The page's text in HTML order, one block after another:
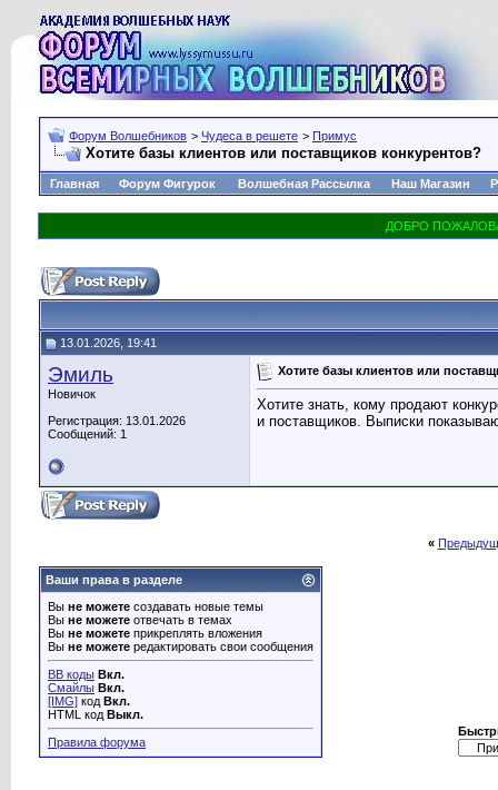
Форум Волшебников > Чудеса в решете > Примус
Хотите базы клиентов или поставщиков конкурентов?
Главная Форум Фигурок Волшебная Рассылка Наш Магазин
13.01.2026, 19:41
Эмиль
Новичок
Регистрация: 13.01.2026
Сообщений: 1
Хотите базы клиентов или
Хотите знать, кому продают
и поставщиков. Выписки
«
Ваши права в разделе
Вы не можете создавать новые темы
Вы не можете отвечать в темах
Вы не можете прикреплять вложения
Вы не можете редактировать свои сообщения
BB коды Вкл.
Смайлы Вкл.
[IMG] код Вкл.
HTML код Выкл.
Правила форума